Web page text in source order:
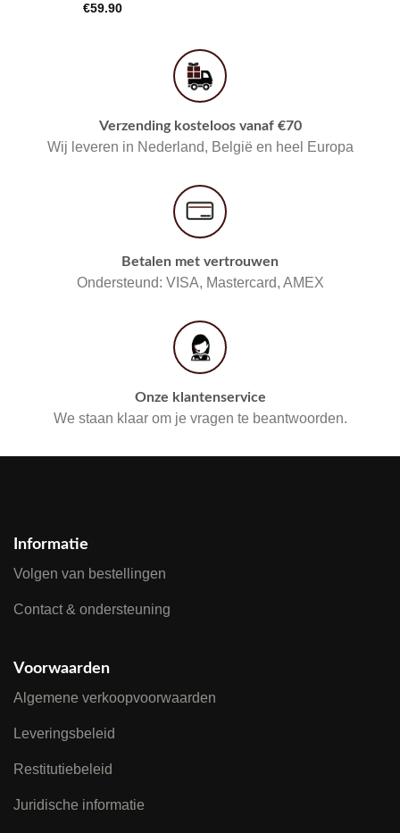
€59.90
Verzending kosteloos vanaf €70
Wij leveren in Nederland, België en heel Europa
Betalen met vertrouwen
Ondersteund: VISA, Mastercard, AMEX
Onze klantenservice
We staan klaar om je vragen te beantwoorden.
Informatie
Volgen van bestellingen
Contact & ondersteuning
Voorwaarden
Algemene verkoopvoorwaarden
Leveringsbeleid
Restitutiebeleid
Juridische informatie